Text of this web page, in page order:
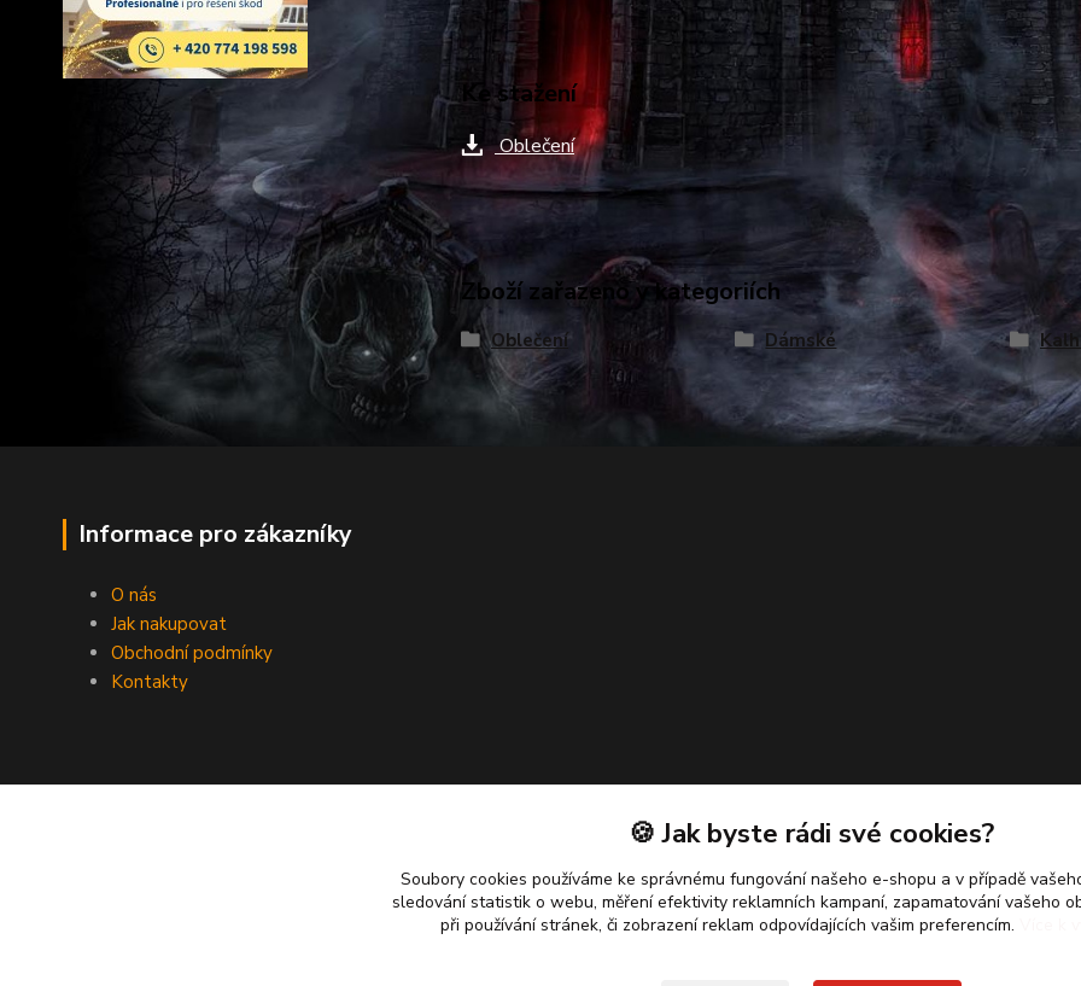
Ke stažení
Oblečení
Zboží zařazeno v kategoriích
Oblečení Dámské
Informace pro zákazníky
O nás
Jak nakupovat
Obchodní podmínky
Kontakty
🍪 Jak byste rádi své cookies?
Soubory cookies používáme ke správnému fungování našeho e-shopu a v případě
sledování statistik o webu, měření efektivity reklamních kampaní, zapamatování vašeho
při používání stránek, či zobrazení reklam odpovídajících vašim preferencím.